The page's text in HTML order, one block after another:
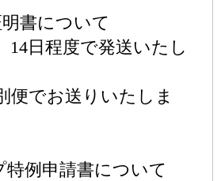
書について
14日程度で発送いたし
便でお送りいたしま
例申請書について